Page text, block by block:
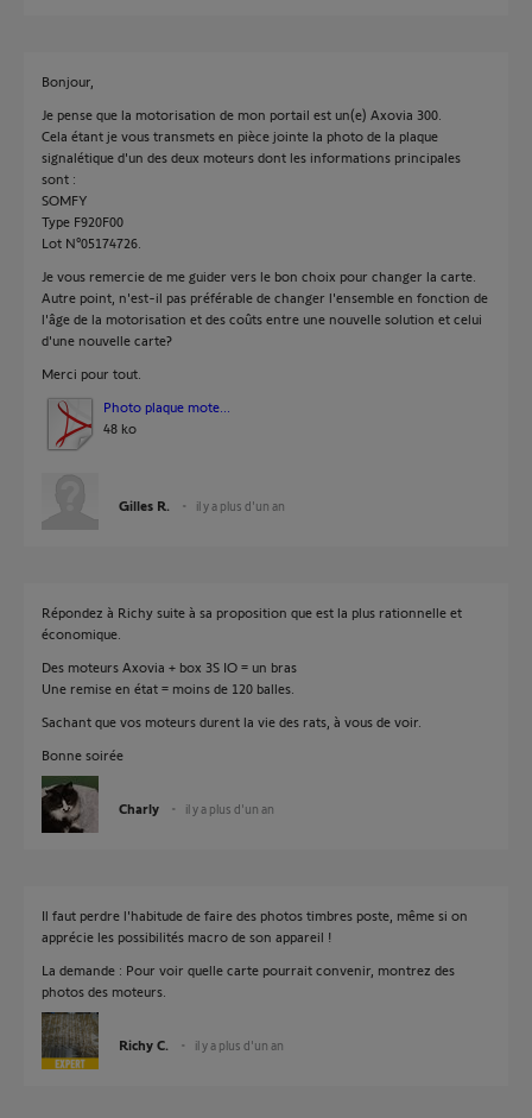
Bonjour,
Je pense que la motorisation de mon portail est un(e) Axovia 300.
Cela étant je vous transmets en pièce jointe la photo de la plaque
signalétique d'un des deux moteurs dont les informations principales
sont :
SOMFY
Type F920F00
Lot N°05174726.
Je vous remercie de me guider vers le bon choix pour changer la carte.
Autre point, n'est-il pas préférable de changer l'ensemble en fonction de
l'âge de la motorisation et des coûts entre une nouvelle solution et celui
d'une nouvelle carte?
Merci pour tout.
Photo plaque mote...
48 ko
Gilles R. il y a plus d'un an
Répondez à Richy suite à sa proposition que est la plus rationnelle et
économique.
Des moteurs Axovia + box 3S IO = un bras
Une remise en état = moins de 120 balles.
Sachant que vos moteurs durent la vie des rats, à vous de voir.
Bonne soirée
Charly il y a plus d'un an
Il faut perdre l'habitude de faire des photos timbres poste, même si on
apprécie les possibilités macro de son appareil !
La demande : Pour voir quelle carte pourrait convenir, montrez des
photos des moteurs.
Richy C. il y a plus d'un an